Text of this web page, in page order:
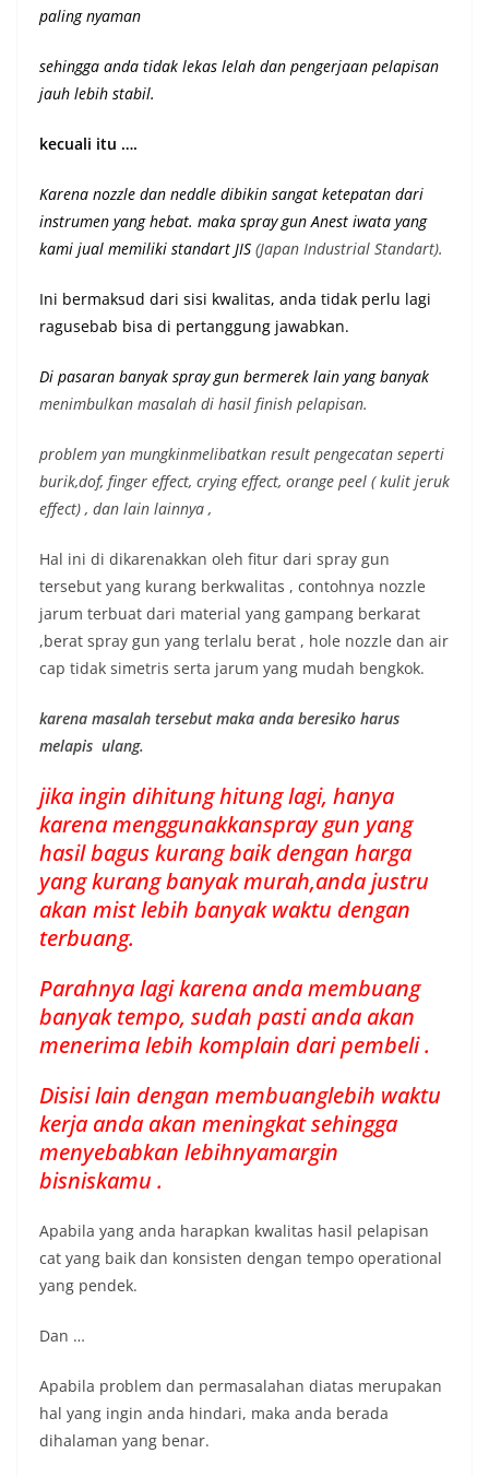
paling nyaman
sehingga anda tidak lekas lelah dan pengerjaan pelapisan
jauh lebih stabil.
kecuali itu ….
Karena nozzle dan neddle dibikin sangat ketepatan dari
instrumen yang hebat. maka spray gun Anest iwata yang
kami jual memiliki standart JIS (Japan Industrial Standart).
Ini bermaksud dari sisi kwalitas, anda tidak perlu lagi
ragusebab bisa di pertanggung jawabkan.
Di pasaran banyak spray gun bermerek lain yang banyak
menimbulkan masalah di hasil finish pelapisan.
problem yan mungkinmelibatkan result pengecatan seperti
burik,dof, finger effect, crying effect, orange peel ( kulit jeruk
effect) , dan lain lainnya ,
Hal ini di dikarenakkan oleh fitur dari spray gun
tersebut yang kurang berkwalitas , contohnya nozzle
jarum terbuat dari material yang gampang berkarat
,berat spray gun yang terlalu berat , hole nozzle dan air
cap tidak simetris serta jarum yang mudah bengkok.
karena masalah tersebut maka anda beresiko harus
melapis ulang.
jika ingin dihitung hitung lagi, hanya
karena menggunakkanspray gun yang
hasil bagus kurang baik dengan harga
yang kurang banyak murah,anda justru
akan mist lebih banyak waktu dengan
terbuang.
Parahnya lagi karena anda membuang
banyak tempo, sudah pasti anda akan
menerima lebih komplain dari pembeli .
Disisi lain dengan membuanglebih waktu
kerja anda akan meningkat sehingga
menyebabkan lebihnyamargin
bisniskamu .
Apabila yang anda harapkan kwalitas hasil pelapisan
cat yang baik dan konsisten dengan tempo operational
yang pendek.
Dan …
Apabila problem dan permasalahan diatas merupakan
hal yang ingin anda hindari, maka anda berada
dihalaman yang benar.